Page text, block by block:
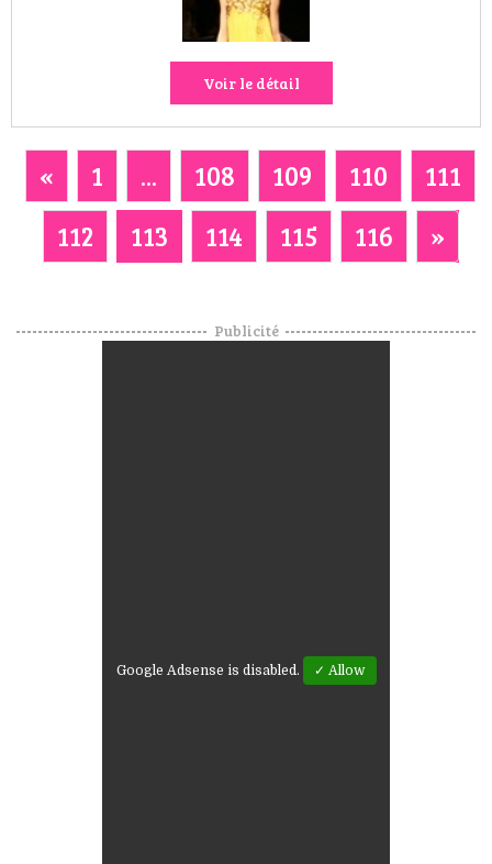
Voir le détail
« 1 ... 108 109 110
111
112
113 114 115 116 »
Publicité
Google Adsense is disabled. ✓ Allow